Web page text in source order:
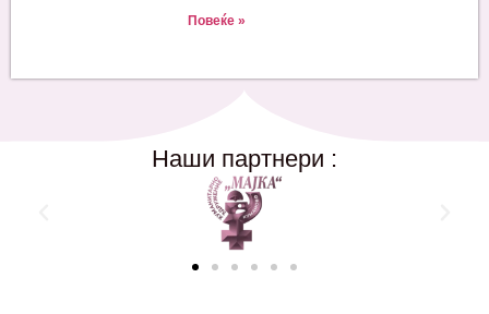
Повеќе »
Наши партнери :